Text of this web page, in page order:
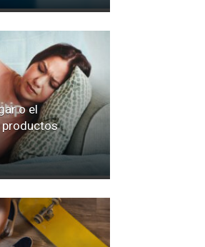
o el
productos